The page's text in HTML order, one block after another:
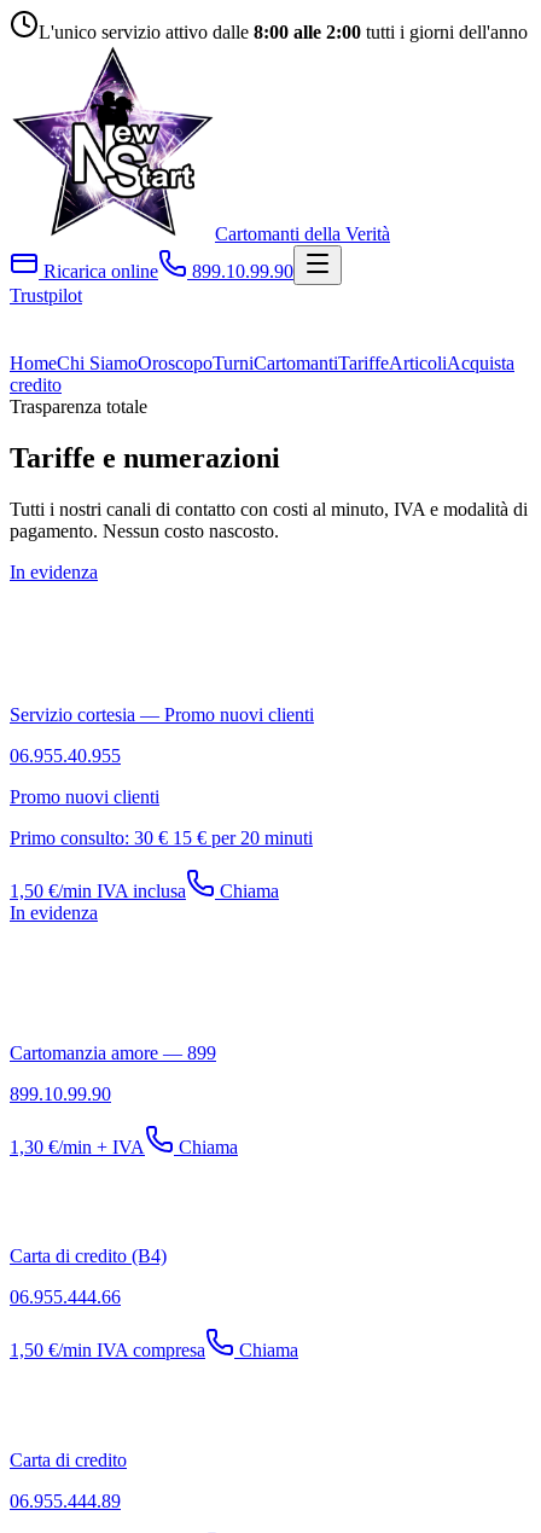
L'unico servizio attivo dalle 8:00 alle 2:00 tutti i giorni dell'anno
Cartomanti della Verità
Ricarica online
899.10.99.90
Trustpilot
HomeChi SiamoOroscopoTurniCartomantiTariffeArticoliAcquista
credito
Trasparenza totale
Tariffe e numerazioni
Tutti i nostri canali di contatto con costi al minuto, IVA e modalità di
pagamento. Nessun costo nascosto.
In evidenza
Servizio cortesia — Promo nuovi clienti
06.955.40.955
Promo nuovi clienti
Primo consulto: 30 € 15 € per 20 minuti
1,50 €/min IVA inclusa
Chiama
In evidenza
Cartomanzia amore — 899
899.10.99.90
1,30 €/min + IVA Chiama
Carta di credito (B4)
06.955.444.66
1,50 €/min IVA compresa Chiama
Carta di credito
06.955.444.89